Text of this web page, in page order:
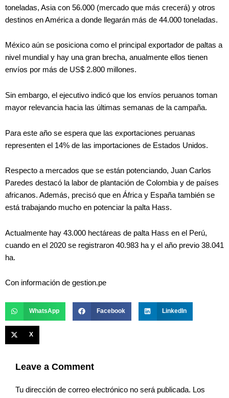
toneladas, Asia con 56.000 (mercado que más crecerá) y otros
destinos en América a donde llegarán más de 44.000 toneladas.
México aún se posiciona como el principal exportador de paltas a
nivel mundial y hay una gran brecha, anualmente ellos tienen
envíos por más de US$ 2.800 millones.
Sin embargo, el ejecutivo indicó que los envíos peruanos toman
mayor relevancia hacia las últimas semanas de la campaña.
Para este año se espera que las exportaciones peruanas
representen el 14% de las importaciones de Estados Unidos.
Respecto a mercados que se están potenciando, Juan Carlos
Paredes destacó la labor de plantación de Colombia y de países
africanos. Además, precisó que en África y España también se
está trabajando mucho en potenciar la palta Hass.
Actualmente hay 43.000 hectáreas de palta Hass en el Perú,
cuando en el 2020 se registraron 40.983 ha y el año previo 38.041
ha.
Con información de gestion.pe
WhatsApp Facebook LinkedIn
X
Leave a Comment
Tu dirección de correo electrónico no será publicada. Los